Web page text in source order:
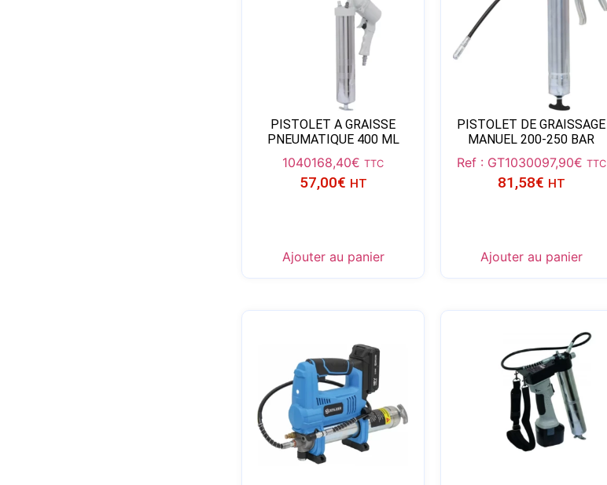
PISTOLET A GRAISSE
PNEUMATIQUE 400 ML
1040168,40€ TTC
57,00€ HT
Ajouter au panier
PISTOLET DE GRAISSAGE
MANUEL 200-250 BAR
Ref : GT1030097,90€ TTC
81,58€ HT
Ajouter au panier